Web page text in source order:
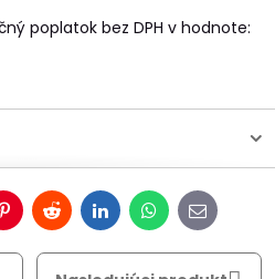
poplatok bez DPH v hodnote:
PinterestRedditLinkedInWhatsApp
E-
mail